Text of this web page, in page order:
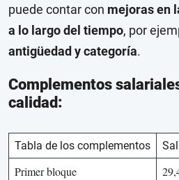
puede contar con mejoras en
a lo largo del tiempo, por
antigüedad y categoría.
Complementos
calidad:
Tabla de los complementos
Primer bloque